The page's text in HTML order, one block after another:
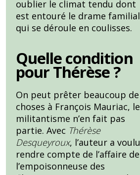
oublier le climat tendu dont
est entouré le drame familial
qui se déroule en coulisses.
Quelle condition
pour Thérèse ?
On peut prêter beaucoup de
choses à François Mauriac, le
militantisme n’en fait pas
partie. Avec Thérèse
Desqueyroux, l’auteur a voulu
rendre compte de l’affaire de
l’empoisonneuse des